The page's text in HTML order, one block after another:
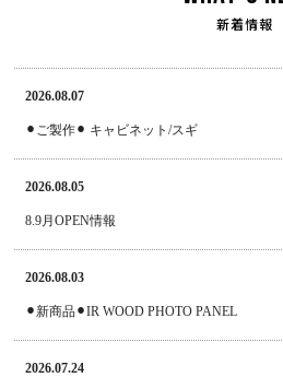
新着情報
2026.08.07
⚫︎ご製作⚫︎ キャビネット/スギ
2026.08.05
8.9月OPEN情報
2026.08.03
⚫︎新商品⚫︎IR WOOD PHOTO PANEL
2026.07.24